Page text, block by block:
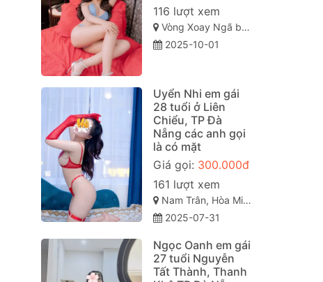
116 lượt xem
Vòng Xoay Ngã ba huế, TP Đà Nẵng
2025-10-01
Uyển Nhi em gái
28 tuổi ở Liên
Chiểu, TP Đà
Nẵng các anh gọi
là có mặt
Giá gọi: 300.000đ
161 lượt xem
Nam Trân, Hòa Minh, Liên Chiểu, Đà Nẵng, Việt Nam
2025-07-31
Ngọc Oanh em gái
27 tuổi Nguyễn
Tất Thành, Thanh